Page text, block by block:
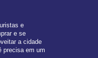
e
e se
a cidade
precisa em um